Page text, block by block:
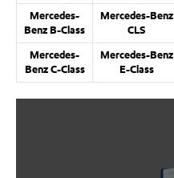
Mercedes-
Benz B-Class
Mercedes-Benz
CLS
Mercedes-
Benz C-Class
Mercedes-Benz
E-Class